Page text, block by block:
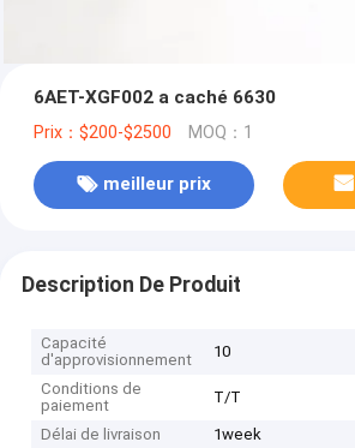
6AET-XGF002 a caché 6630
Prix：$200-$2500 MOQ：1
meilleur prix
Description De Produit
Capacité
d'approvisionnement
10
Conditions de
paiement
T/T
Délai de livraison
1week